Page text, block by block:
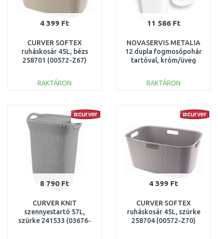
4 399 Ft
CURVER SOFTEX
ruháskosár 45L, bézs
258701 (00572-Z67)
RAKTÁRON
Összehasonlítás
11 586 Ft
NOVASERVIS METALIA
12 dupla fogmosópohár
tartóval, króm/üveg
RAKTÁRON
Összehasonlítás
8 790 Ft
CURVER KNIT
szennyestartó 57L,
szürke 241533 (03676-
4 399 Ft
CURVER SOFTEX
ruháskosár 45L, szürke
258704 (00572-Z70)